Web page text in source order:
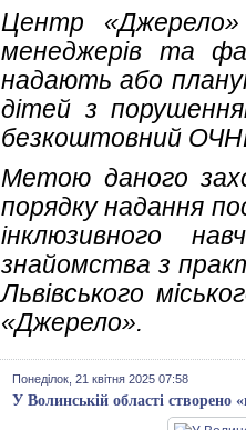
Центр «Джерело»
менеджерів та
надають або
дітей з
безкоштовний
Метою даного
порядку надання
інклюзивного
знайомства з
Львівського
«Джерело».
Понеділок, 21 квітня 2025 07:58
У Волинській області